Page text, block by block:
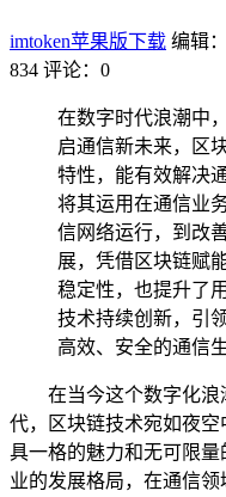
imtoken苹果版下载 编辑
834 评论：0
在数字时代浪潮中
启通信新未来，区
特性，能有效解决
将其运用在通信业
信网络运行，到改
展，凭借区块链赋
稳定性，也提升了
技术持续创新，引
高效、安全的通信生
在当今这个数字化
代，区块链技术宛如夜
具一格的魅力和无可限
业的发展格局，在通信